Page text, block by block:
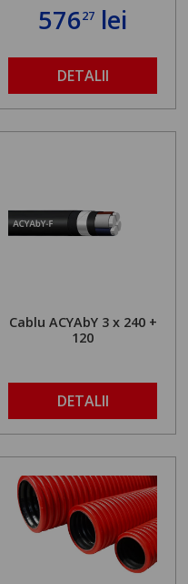
57627 lei
DETALII
Cablu ACYAbY 3 x 240 +
120
DETALII